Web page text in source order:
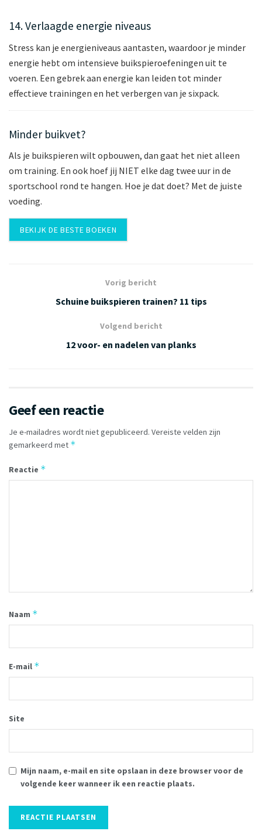
14. Verlaagde energie niveaus
Stress kan je energieniveaus aantasten, waardoor je minder
energie hebt om intensieve buikspieroefeningen uit te
voeren. Een gebrek aan energie kan leiden tot minder
effectieve trainingen en het verbergen van je sixpack.
Minder buikvet?
Als je buikspieren wilt opbouwen, dan gaat het niet alleen
om training. En ook hoef jij NIET elke dag twee uur in de
sportschool rond te hangen. Hoe je dat doet? Met de juiste
voeding.
BEKIJK DE BESTE BOEKEN
Vorig bericht
Schuine buikspieren trainen? 11 tips
Volgend bericht
12 voor- en nadelen van planks
Geef een reactie
Je e-mailadres wordt niet gepubliceerd. Vereiste velden zijn
gemarkeerd met *
Reactie *
Naam *
E-mail *
Site
Mijn naam, e-mail en site opslaan in deze browser voor de
volgende keer wanneer ik een reactie plaats.